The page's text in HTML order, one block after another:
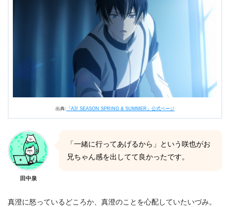
出典: 『A3! SEASON SPRING & SUMMER』公式ページ
田中泉
「一緒に行ってあげるから」という咲也がお
兄ちゃん感を出してて良かったです。
真澄に怒っているどころか、真澄のことを心配していたいづみ。